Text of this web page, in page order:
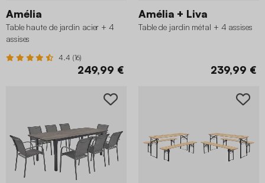
Amélia
Table haute de jardin acier + 4
assises
4.4 (16)
249,99 €
Amélia + Liva
Table de jardin métal + 4 assises
239,99 €